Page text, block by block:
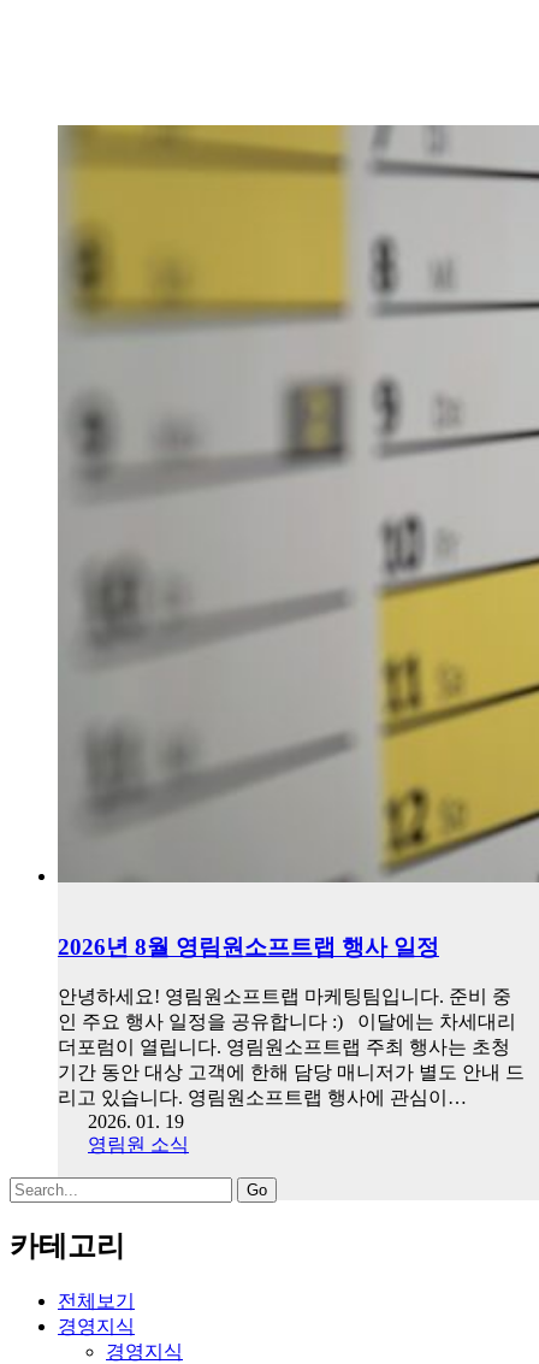
2026년 8월 영림원소프트랩 행사 일정
안녕하세요! 영림원소프트랩 마케팅팀입니다. 준비 중
인 주요 행사 일정을 공유합니다 :) 이달에는 차세대리
더포럼이 열립니다. 영림원소프트랩 주최 행사는 초청
기간 동안 대상 고객에 한해 담당 매니저가 별도 안내 드
리고 있습니다. 영림원소프트랩 행사에 관심이…
2026. 01. 19
영림원 소식
Search
for:
카테고리
전체보기
경영지식
경영지식